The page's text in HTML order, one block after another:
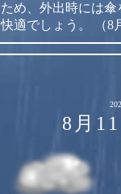
ため、外出時には傘
快適でしょう。
（8
8月